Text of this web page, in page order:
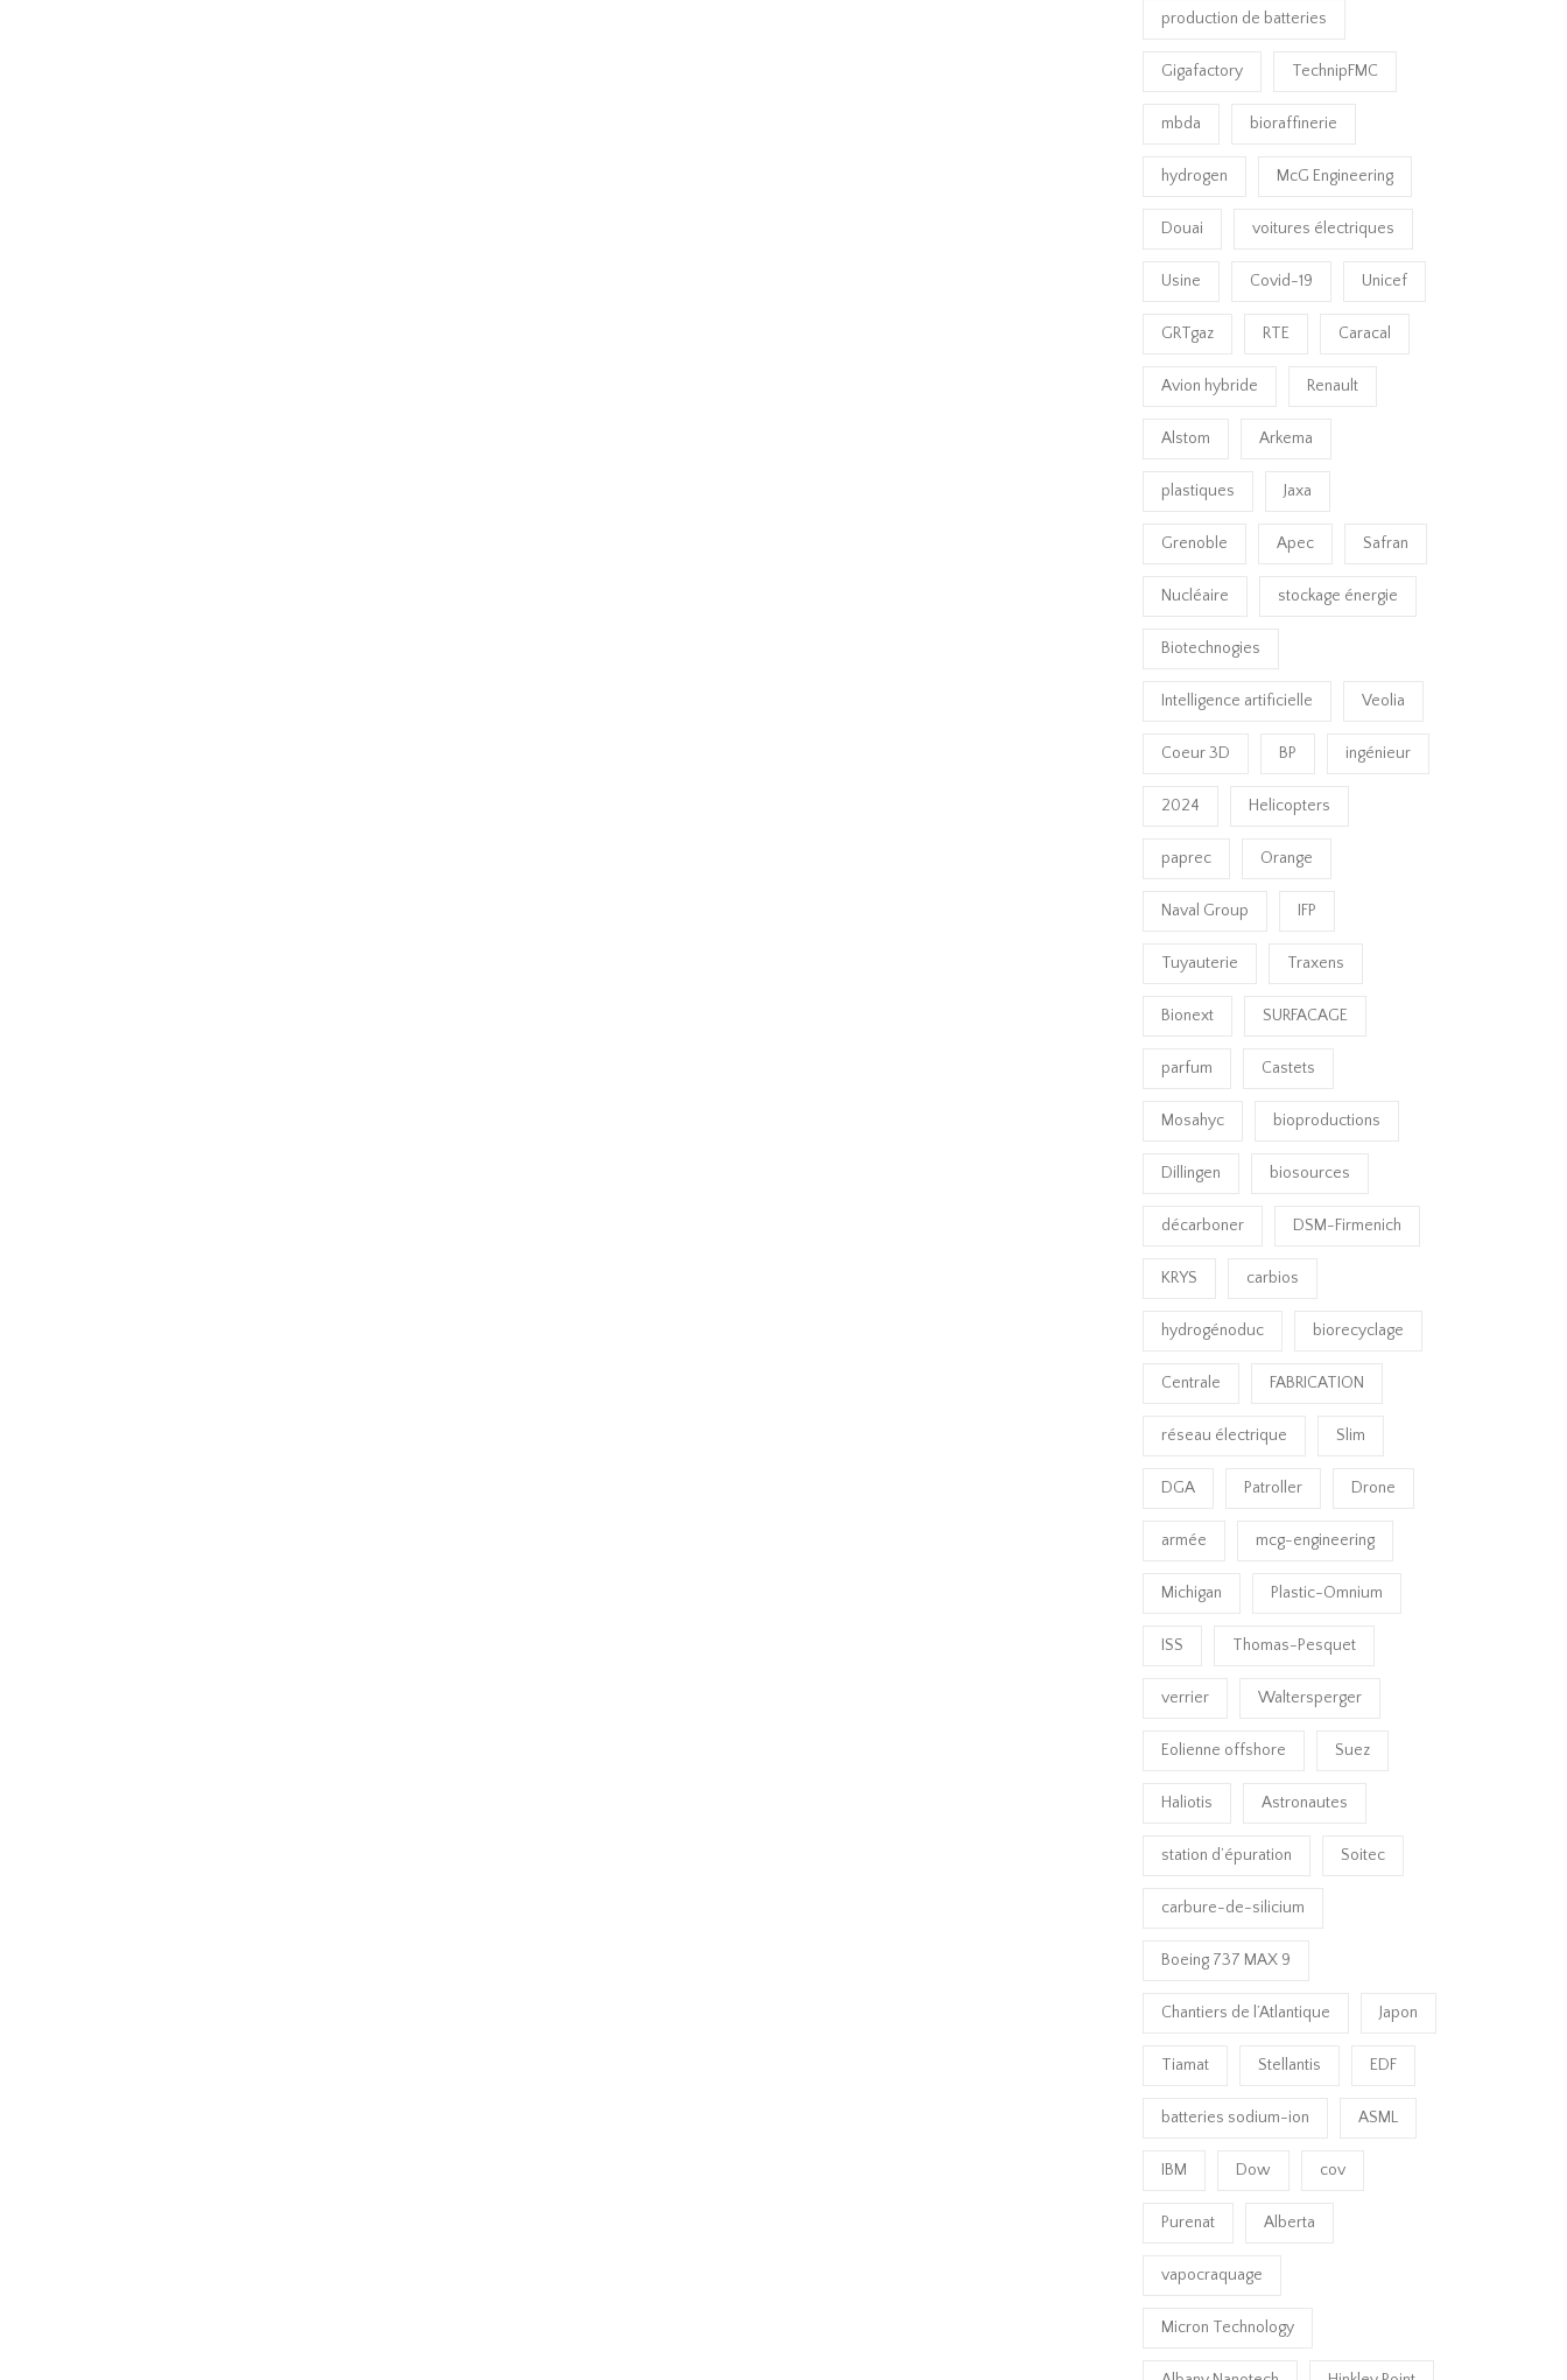
production de batteries
Gigafactory TechnipFMC
mbda bioraffinerie
hydrogen McG Engineering
Douai voitures électriques
Usine Covid-19 Unicef
GRTgaz RTE Caracal
Avion hybride Renault
Alstom Arkema
plastiques Jaxa
Grenoble Apec Safran
Nucléaire stockage énergie
Biotechnogies
Intelligence artificielle Veolia
Coeur 3D BP ingénieur
2024 Helicopters
paprec Orange
Naval Group IFP
Tuyauterie Traxens
Bionext SURFACAGE
parfum Castets
Mosahyc bioproductions
Dillingen biosources
décarboner DSM-Firmenich
KRYS carbios
hydrogénoduc biorecyclage
Centrale FABRICATION
réseau électrique Slim
DGA Patroller Drone
armée mcg-engineering
Michigan Plastic-Omnium
ISS Thomas-Pesquet
verrier Waltersperger
Eolienne offshore Suez
Haliotis Astronautes
station d’épuration Soitec
carbure-de-silicium
Boeing 737 MAX 9
Chantiers de l’Atlantique Japon
Tiamat Stellantis EDF
batteries sodium-ion ASML
IBM Dow cov
Purenat Alberta
vapocraquage
Micron Technology